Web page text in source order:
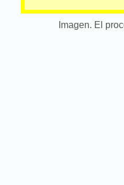
Imagen. El